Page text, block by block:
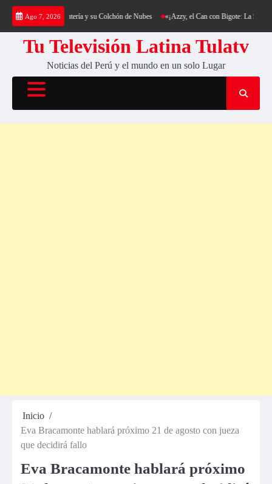
Saltar
contenido
Ago 7, 2026
al Cerro Cantería y su Colchón de Nubes «¡Azzy, el Can con Bigote: La
Tu Televisión Latina Tulatv
Noticias del Perú y el mundo en un solo Lugar
Inicio
Eva Bracamonte hablará próximo 21 de agosto con jueza
que decidirá fallo
Eva Bracamonte hablará próximo